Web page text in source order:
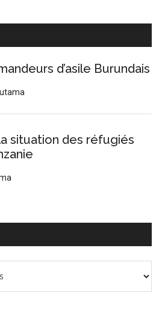
d’asile Burundais
situation des réfugiés